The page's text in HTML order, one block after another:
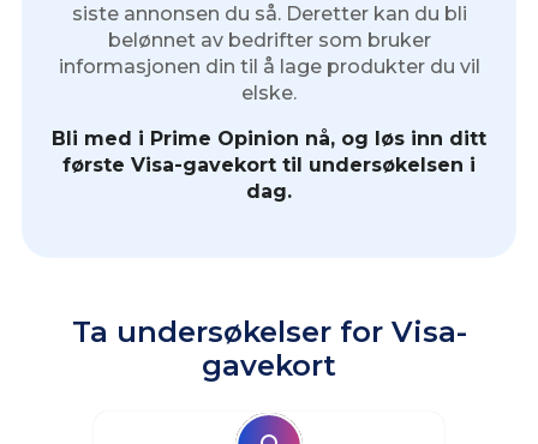
siste annonsen du så. Deretter kan du bli
belønnet av bedrifter som bruker
informasjonen din til å lage produkter du vil
elske.
Bli med i Prime Opinion nå, og løs inn ditt
første Visa-gavekort til undersøkelsen i
dag.
Ta undersøkelser for Visa-
gavekort